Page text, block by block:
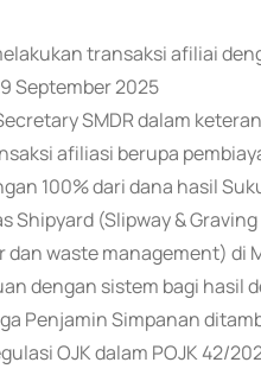
transaksi afiliai
September 2025
SMDR dalam
afiliasi berupa
100% dari dana hasil
(Slipway &
waste management) di
dengan sistem bagi hasil
Penjamin Simpanan
OJK dalam POJK 42/